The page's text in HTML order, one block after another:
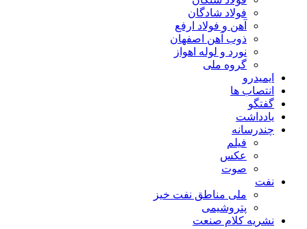
فولاد شادگان
آهن و فولاد ارفع
ذوب آهن اصفهان
نورد و لوله اهواز
گروه ملی
ایمیدرو
انتصاب ها
گفتگو
یادداشت
چندرسانه
فیلم
عکس
صوت
نفت
ملی مناطق نفت خیز
پتروشیمی
نشریه کلام صنعت